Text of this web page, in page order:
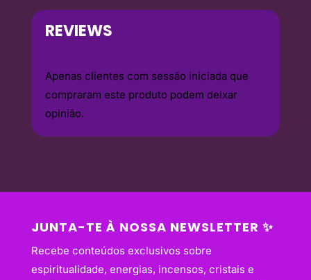
REVIEWS
Apenas clientes com sessão iniciada que
compraram este produto podem deixar
opinião.
JUNTA-TE À NOSSA NEWSLETTER ✨
Recebe conteúdos exclusivos sobre
espiritualidade, energias, incensos, cristais e